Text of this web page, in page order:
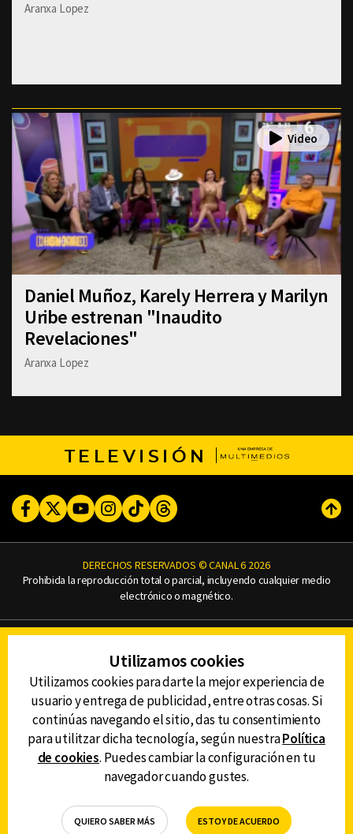
Aranxa Lopez
Daniel Muñoz, Karely Herrera y Marilyn
Uribe estrenan "Inaudito
Revelaciones"
Aranxa Lopez
TELEVISIÓN
FacebookTwitterYoutubeInstagram
TikTokThreads
DERECHOS RESERVADOS © CANAL 6 2026
Prohibida la reproducción total o parcial, incluyendo cualquier medio
electrónico o magnético.
AVISO DE PRIVACIDAD
AVISO LEGAL
DEFENSORÍA DE LAS AUDIENCIAS
DESCARGA LA APP DE CANAL 6
Utilizamos cookies
Utilizamos cookies para darte la mejor experiencia de
usuario y entrega de publicidad, entre otras cosas. Si
continúas navegando el sitio, das tu consentimiento
para utilitzar dicha tecnología, según nuestraPolítica
de cookies. Puedes cambiar la configuración en tu
navegador cuando gustes.
QUIERO SABER MÁS ESTOY DE ACUERDO